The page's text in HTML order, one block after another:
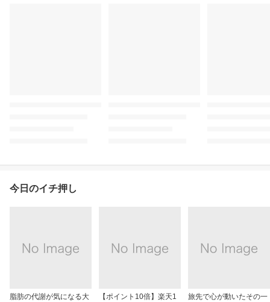
今日のイチ押し
脂肪の代謝が気になる大
【ポイント10倍】楽天1
旅先で心が動いたその一